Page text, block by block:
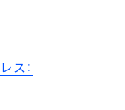
ス：